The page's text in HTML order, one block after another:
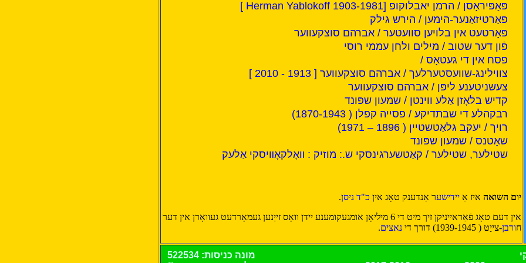
פּאַפּיראָסן / הרמן יאבלוקופ [Herman Yablokoff 1903-1981 ]
פּאַרטיזאַנער-הימען / הירש גילק
פּאָרטעט אין בלויען סוועטער / אברהם סוצקעווער
פֿון דער שטוב / מילים ולחן עממי רוסי
פסח אין די געטאָס /
צווילינג-שוועסטערלעך / אברהם סוצקעווער [ 1913 - 2010 ]
צעשניטענע ליפּן / אברהם סוצקעווער
קדיש בלאָזן אַלע ווינטן / שמעון שפּונד
רבקהלע די שבתדיקע / פסייה קפלן ( 1870-1943)
רויך / יעקב גלאַטשטיין ( 1896 – 1971)
שאָטנס / שמעון שפּונד
שטילער, שטילער / קאַטשערגינסקי ש.: מוזיק : װאָלקאָװיסקי אַלעק
יום השואה איז אַ יידישער אַנדענק טאָג אין כ"ד ניסן.
אין דעם טאָג פֿאַראייניקן זיך מיט די 6 מיליאָן אומגעקומענע יידן וואָס זייַנען געמאָרדעט געוואָרן אין דער
חורבן-צייַט ( 1939-1945) דורך די נאצים.
מונה כניסות: 522534